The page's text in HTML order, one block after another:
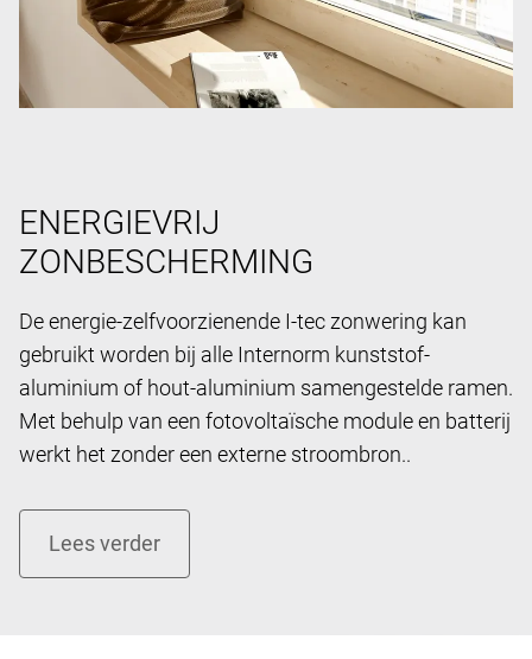
ENERGIEVRIJ
ZONBESCHERMING
De energie-zelfvoorzienende I-tec zonwering kan
gebruikt worden bij alle Internorm kunststof-
aluminium of hout-aluminium samengestelde ramen.
Met behulp van een fotovoltaïsche module en batterij
werkt het zonder een externe stroombron..